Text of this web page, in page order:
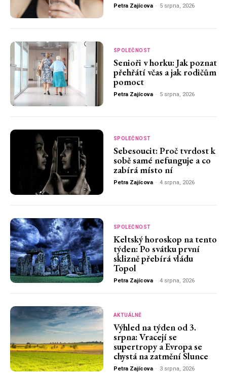
Petra Zajícova - 5 srpna, 2026
SPOLEČNOST
Senioři v horku: Jak poznat
přehřátí včas a jak rodičům
pomoct
Petra Zajícova - 5 srpna, 2026
SPOLEČNOST
Sebesoucit: Proč tvrdost k
sobě samé nefunguje a co
zabírá místo ní
Petra Zajícova - 4 srpna, 2026
SPOLEČNOST
Keltský horoskop na tento
týden: Po svátku první
sklizně přebírá vládu
Topol
Petra Zajícova - 4 srpna, 2026
AKTUÁLNĚ
Výhled na týden od 3.
srpna: Vracejí se
supertropy a Evropa se
chystá na zatmění Slunce
Petra Zajícova - 3 srpna, 2026